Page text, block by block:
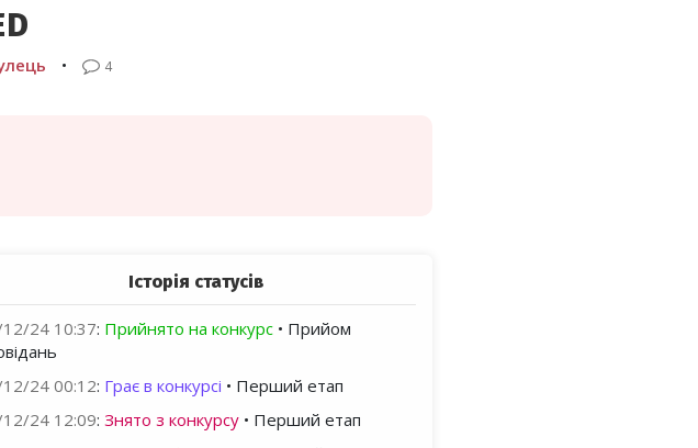
• 4
Історія статусів
24 10:37: Прийнято на конкурс• Прийом
24 00:12: Грає в конкурсі • Перший етап
24 12:09: Знято з конкурсу• Перший етап